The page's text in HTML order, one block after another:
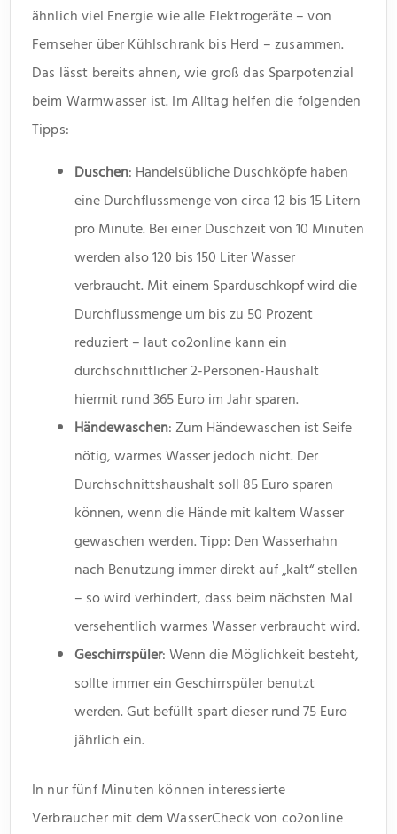
ähnlich viel Energie wie alle Elektrogeräte – von
Fernseher über Kühlschrank bis Herd – zusammen.
Das lässt bereits ahnen, wie groß das Sparpotenzial
beim Warmwasser ist. Im Alltag helfen die folgenden
Tipps:
Duschen: Handelsübliche Duschköpfe haben
eine Durchflussmenge von circa 12 bis 15 Litern
pro Minute. Bei einer Duschzeit von 10 Minuten
werden also 120 bis 150 Liter Wasser
verbraucht. Mit einem Sparduschkopf wird die
Durchflussmenge um bis zu 50 Prozent
reduziert – laut co2online kann ein
durchschnittlicher 2-Personen-Haushalt
hiermit rund 365 Euro im Jahr sparen.
Händewaschen: Zum Händewaschen ist Seife
nötig, warmes Wasser jedoch nicht. Der
Durchschnittshaushalt soll 85 Euro sparen
können, wenn die Hände mit kaltem Wasser
gewaschen werden. Tipp: Den Wasserhahn
nach Benutzung immer direkt auf „kalt“ stellen
– so wird verhindert, dass beim nächsten Mal
versehentlich warmes Wasser verbraucht wird.
Geschirrspüler: Wenn die Möglichkeit besteht,
sollte immer ein Geschirrspüler benutzt
werden. Gut befüllt spart dieser rund 75 Euro
jährlich ein.
In nur fünf Minuten können interessierte
Verbraucher mit dem WasserCheck von co2online